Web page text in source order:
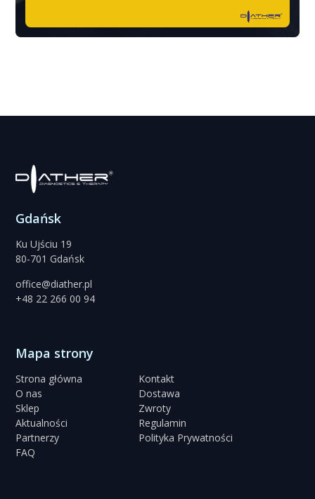
Gdańsk
Ku Ujściu 19
80-701 Gdańsk
office@diather.pl
+48 22 266 00 94
Mapa strony
Strona główna
O nas
Sklep
Aktualności
Partnerzy
FAQ
Kontakt
Dostawa
Zwroty
Regulamin
Polityka Prywatności